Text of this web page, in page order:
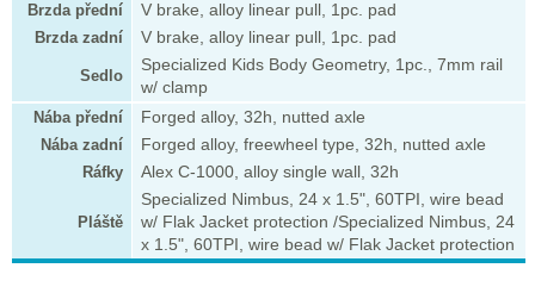
Brzda přední
V brake, alloy linear pull, 1pc. pad
Brzda zadní
V brake, alloy linear pull, 1pc. pad
Sedlo
Specialized Kids Body Geometry, 1pc., 7mm rail
w/ clamp
Nába přední
Forged alloy, 32h, nutted axle
Nába zadní
Forged alloy, freewheel type, 32h, nutted axle
Ráfky
Alex C-1000, alloy single wall, 32h
Pláště
Specialized Nimbus, 24 x 1.5", 60TPI, wire bead
w/ Flak Jacket protection /Specialized Nimbus, 24
x 1.5", 60TPI, wire bead w/ Flak Jacket protection